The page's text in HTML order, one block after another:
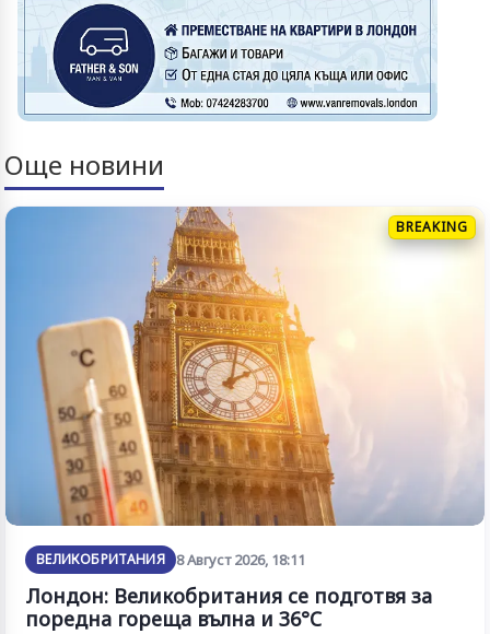
Още новини
BREAKING
ВЕЛИКОБРИТАНИЯ 8 Август 2026, 18:11
Лондон: Великобритания се подготвя за
поредна гореща вълна и 36°C